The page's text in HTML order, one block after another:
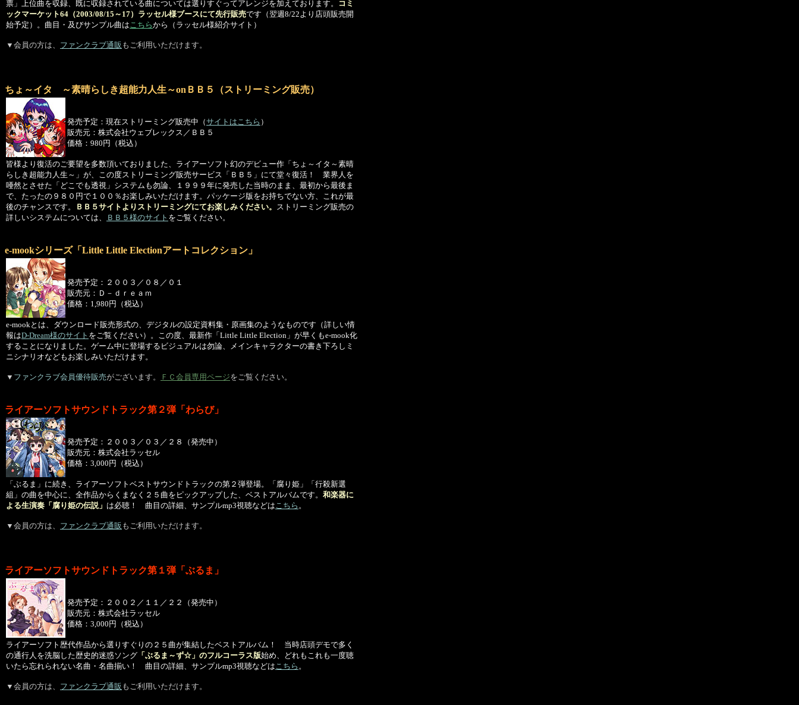
票」上位曲を収録、既に収録されている曲については選りすぐってアレンジを加えております。
コミ
ックマーケット64（2003/08/15～17）ラッセル様ブースにて先行販売です（翌週8/22より店頭販売開
始予定）。曲目・及びサンプル曲はこちらから（ラッセル様紹介サイト）
▼会員の方は、 ファンクラブ通販 もご利用いただけます。
ちょ～イタ ～素晴らしき超能力人生～onＢＢ５（ストリーミング販売）
発売予定：現在ストリーミング販売中（サイトはこちら ）
販売元：株式会社ウェブレックス／ＢＢ５
価格：980円（税込）
皆様より復活のご要望を多数頂いておりました、ライアーソフト幻のデビュー作「ちょ～イタ～素晴
らしき超能力人生～」が、この度ストリーミング販売サービス「ＢＢ５」にて堂々復活！ 業界人を
唖然とさせた「どこでも透視」システムも勿論、１９９９年に発売した当時のまま、最初から最後ま
で、たったの９８０円で１００％お楽しみいただけます。パッケージ版をお持ちでない方、これが最
後のチャンスです。
ＢＢ５サイトよりストリーミングにてお楽しみください。 ストリーミング販売の
詳しいシステムについては、
ＢＢ５様のサイト をご覧ください。
e-mookシリーズ「Little Little Electionアートコレクション」
発売予定：２００３／０８／０１
販売元：Ｄ－ｄｒｅａｍ
価格：1,980円（税込）
e-mookとは、ダウンロード販売形式の、デジタルの設定資料集・原画集のようなものです（詳しい情
報はD-Dream様のサイト をご覧ください）。この度、最新作「Little Little Election」が早くもe-mook化
することになりました。ゲーム中に登場するビジュアルは勿論、メインキャラクターの書き下ろしミ
ニシナリオなどもお楽しみいただけます。
▼ ファンクラブ会員優待販売がございます。 ＦＣ会員専用ページをご覧ください。
ライアーソフトサウンドトラック第２弾「わらび」
発売予定：２００３／０３／２８（発売中）
販売元：株式会社ラッセル
価格：3,000円（税込）
「ぶるま」に続き、ライアーソフトベストサウンドトラックの第２弾登場。「腐り姫」「行殺新選
組」の曲を中心に、全作品からくまなく２５曲をピックアップした、ベストアルバムです。 和楽器に
よる生演奏「腐り姫の伝説」 は必聴！ 曲目の詳細、サンプルmp3視聴などはこちら 。
▼ 会員の方は、 ファンクラブ通販 もご利用いただけます。
ライアーソフトサウンドトラック第１弾「ぶるま」
発売予定：２００２／１１／２２（発売中）
販売元：株式会社ラッセル
価格：3,000円（税込）
ライアーソフト歴代作品から選りすぐりの２５曲が集結したベストアルバム！ 当時店頭デモで多く
の通行人を洗脳した歴史的迷惑ソング 「ぶるま～ず☆」のフルコーラス版始め、どれもこれも一度聴
いたら忘れられない名曲・名曲揃い！ 曲目の詳細、サンプルmp3視聴などはこちら 。
▼会員の方は、 ファンクラブ通販 もご利用いただけます。